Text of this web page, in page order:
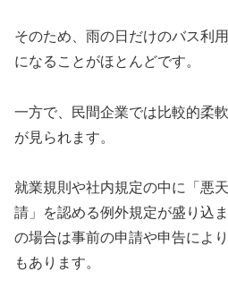
そのため、雨の日だけのバス利
になることがほとんどです。
一方で、民間企業では比較的柔
が見られます。
就業規則や社内規定の中に「悪
請」を認める例外規定が盛り込
の場合は事前の申請や申告によ
もあります。